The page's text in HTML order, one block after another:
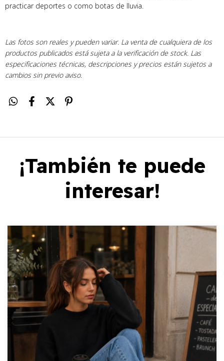
practicar deportes o como botas de lluvia.
Las fotos son reales y pueden variar. La venta de cualquiera de los
productos publicados está sujeta a la verificación de stock. Las
especificaciones técnicas, descripciones y precios están sujetos a
cambios sin previo aviso.
¡También te puede
interesar!